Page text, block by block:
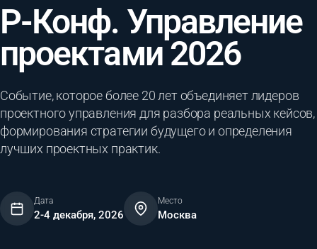
Р-Конф. Управление
проектами 2026
Событие, которое более 20 лет объединяет лидеров
проектного управления для разбора реальных кейсов,
формирования стратегии будущего и определения
лучших проектных практик.
Дата
2-4 декабря, 2026
Место
Москва